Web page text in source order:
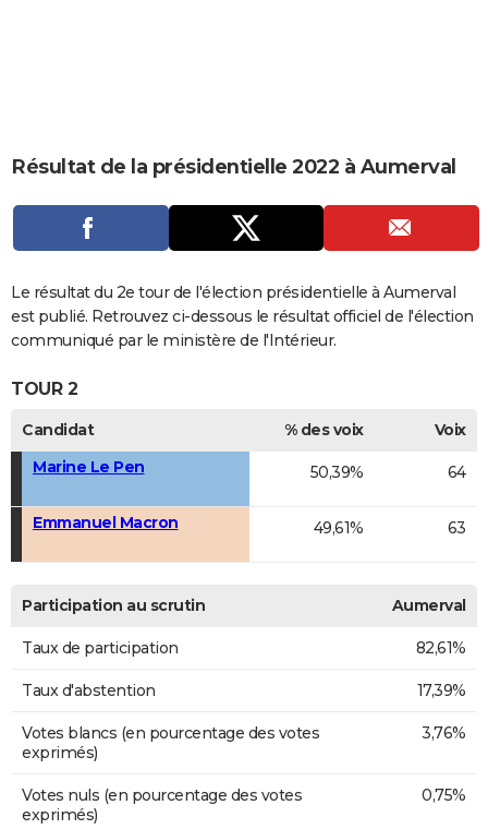
CARTE DE VOEUX
DICTIONNAIRE
Dictionnaire
Biographies
Expressions
Proverbes
PROGRAMME TV
COPAINS D'AVANT
S'inscrire
Se connecter
Lycées
Collèges
Primaires
Universités
Entreprises
Service militaire
Avis de recherche
AVIS DE DÉCÈS
FORUM
Bricolage
Culture
Television
Voyage
Résultat de la présidentielle 2022 à Aumerval
Le résultat du 2e tour de l'élection présidentielle à Aumerval
est publié. Retrouvez ci-dessous le résultat officiel de l'élection
communiqué par le ministère de l'Intérieur.
TOUR 2
Candidat % des voix
Voix
Marine Le Pen
50,39% 64
Emmanuel Macron 49,61% 63
Participation au scrutin Aumerval
Taux de participation 82,61%
Taux d'abstention 17,39%
Votes blancs (en pourcentage des votes
exprimés)
3,76%
Votes nuls (en pourcentage des votes
exprimés)
0,75%